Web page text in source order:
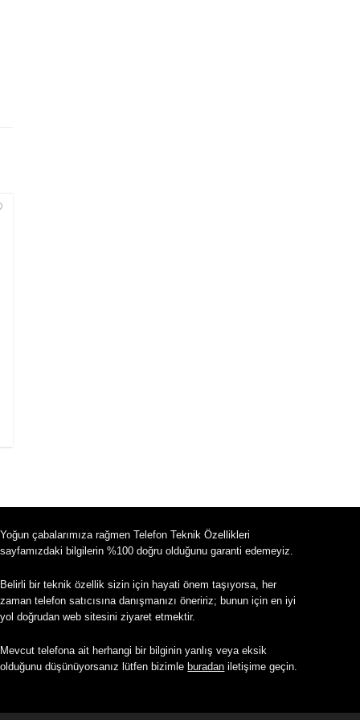
Yoğun çabalarımıza rağmen Telefon Teknik Özellikleri
sayfamızdaki bilgilerin %100 doğru olduğunu garanti edemeyiz.
Belirli bir teknik özellik sizin için hayati önem taşıyorsa, her
zaman telefon satıcısına danışmanızı öneririz; bunun için en iyi
yol doğrudan web sitesini ziyaret etmektir.
Mevcut telefona ait herhangi bir bilginin yanlış veya eksik
olduğunu düşünüyorsanız lütfen bizimle buradan iletişime geçin.